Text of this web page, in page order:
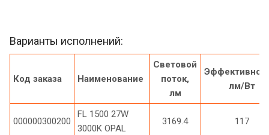
Варианты исполнений:
Код заказа Наименование
Световой
поток,
лм
лм/Вт
000000300200
FL 1500 27W
3000K OPAL
3169.4 117